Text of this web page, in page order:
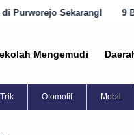
9 Bengkel Panggilan
Mengemudi
Otomotif Mobil